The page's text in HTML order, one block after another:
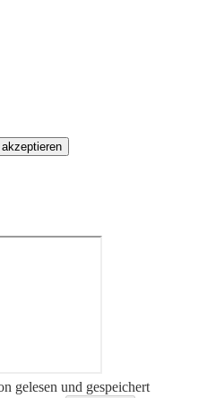
gelesen und gespeichert